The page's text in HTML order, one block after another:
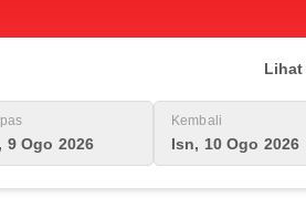
Lihat
9 Ogo 2026
Kembali
Isn, 10 Ogo 2026